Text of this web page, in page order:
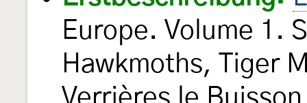
Europe. Volume 1.
Hawkmoths, Tiger